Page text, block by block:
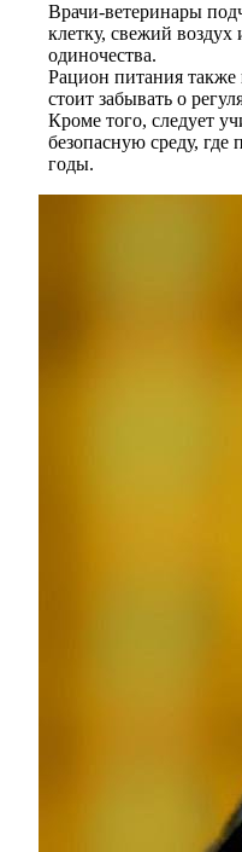
Врачи-ветеринары
клетку, свежий
одиночества.
Рацион питания
стоит забывать о
Кроме того, следует
безопасную среду,
годы.